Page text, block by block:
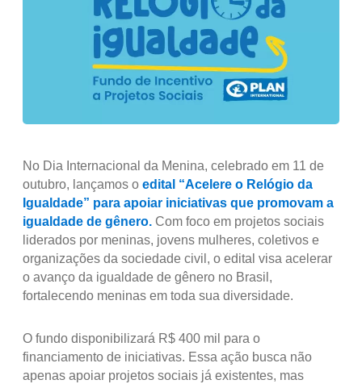
No Dia Internacional da Menina, celebrado em 11 de
outubro, lançamos o edital “Acelere o Relógio da
Igualdade” para apoiar iniciativas que promovam a
igualdade de gênero. Com foco em projetos sociais
liderados por meninas, jovens mulheres, coletivos e
organizações da sociedade civil, o edital visa acelerar
o avanço da igualdade de gênero no Brasil,
fortalecendo meninas em toda sua diversidade.
O fundo disponibilizará R$ 400 mil para o
financiamento de iniciativas. Essa ação busca não
apenas apoiar projetos sociais já existentes, mas